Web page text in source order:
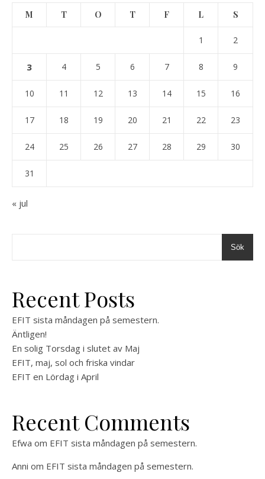
M T O T F L S
1 2
3 4 5 6 7 8 9
10 11 12 13 14 15 16
17 18 19 20 21 22 23
24 25 26 27 28 29 30
31
« jul
Sök
Recent Posts
EFIT sista måndagen på semestern.
Äntligen!
En solig Torsdag i slutet av Maj
EFIT, maj, sol och friska vindar
EFIT en Lördag i April
Recent Comments
Efwa om EFIT sista måndagen på semestern.
Anni om EFIT sista måndagen på semestern.